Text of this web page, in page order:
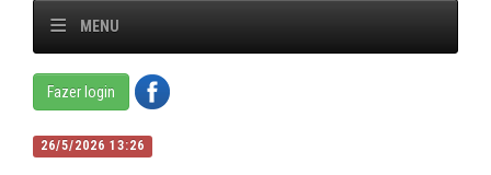
MENU
Fazer login
26/5/2026 13:26